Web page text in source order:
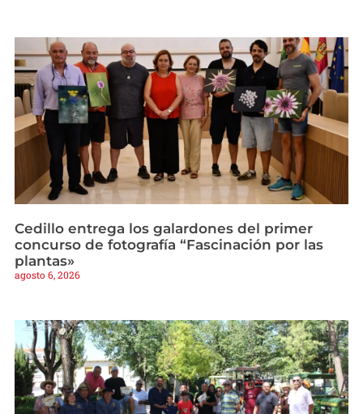
Cedillo entrega los galardones del primer
concurso de fotografía “Fascinación por las
plantas»
agosto 6, 2026